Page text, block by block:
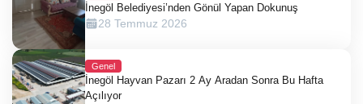
İnegöl Belediyesi’nden Gönül Yapan Dokunuş
28 Temmuz 2026
Genel
İnegöl Hayvan Pazarı 2 Ay Aradan Sonra Bu Hafta
Açılıyor